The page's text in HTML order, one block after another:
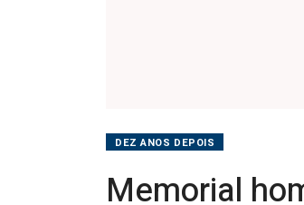
DEZ ANOS DEPOIS
Memorial